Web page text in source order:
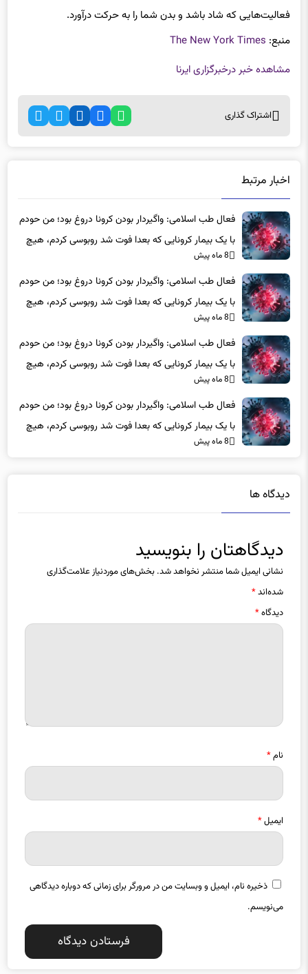
منبع:The New York Times
مشاهده خبر در
خبرگزاری ایرنا
فعال طب اسلامی: واگیردار بودن کرونا دروغ بود؛ من حودم
با یک بیمار کرونایی که بعدا فوت شد روبوسی کردم، هیچ
اتفاقی برای خودم و خانواده ام نیفتاد
فعال طب اسلامی: واگیردار بودن کرونا دروغ بود؛ من حودم
با یک بیمار کرونایی که بعدا فوت شد روبوسی کردم، هیچ
اتفاقی برای خودم و خانواده ام نیفتاد
فعال طب اسلامی: واگیردار بودن کرونا دروغ بود؛ من حودم
با یک بیمار کرونایی که بعدا فوت شد روبوسی کردم، هیچ
اتفاقی برای خودم و خانواده ام نیفتاد
فعال طب اسلامی: واگیردار بودن کرونا دروغ بود؛ من حودم
با یک بیمار کرونایی که بعدا فوت شد روبوسی کردم، هیچ
اتفاقی برای خودم و خانواده ام نیفتاد
نشانی ایمیل شما منتشر نخواهد شد.بخش‌های موردنیاز علامت‌گذاری
شده‌اند*
دیدگاه*
ایمیل*
ذخیره نام، ایمیل و وبسایت من در مرورگر برای زمانی که دوباره دیدگاهی
می‌نویسم.